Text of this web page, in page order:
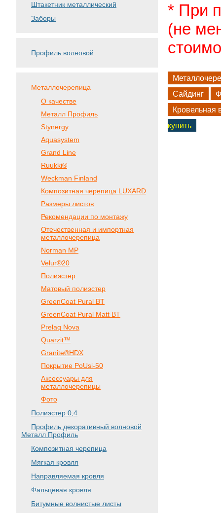
Штакетник металлический
Заборы
Профиль волновой
Металлочерепица
О качестве
Металл Профиль
Stynergy
Aquasystem
Grand Line
Ruukki®
Weckman Finland
Композитная черепица LUXARD
Размеры листов
Рекомендации по монтажу
Отечественная и импортная
металлочерепица
Norman MP
Velur®20
Полиэстер
Матовый полиэстер
GreenCoat Pural BT
GreenCoat Pural Matt BT
Prelaq Nova
Quarzit™
Granite®HDX
Покрытие PoUsi-50
Аксессуары для
металлочерепицы
Фото
Полиэстер 0,4
Профиль декоративный волновой
Металл Профиль
Композитная черепица
Мягкая кровля
Направляемая кровля
Фальцевая кровля
Битумные волнистые листы
* При
(не
Сайдинг
Кровельная
купить